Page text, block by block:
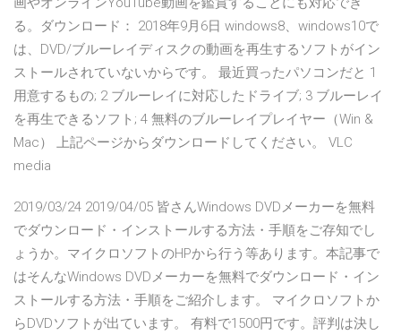
る。ダウンロード： 2018年9月6日 windows8、windows10で
は、DVD/ブルーレイディスクの動画を再生するソフトがイン
ストールされていないからです。 最近買ったパソコンだと 1
用意するもの; 2 ブルーレイに対応したドライブ; 3 ブルーレイ
を再生できるソフト; 4 無料のブルーレイプレイヤー（Win &
Mac） 上記ページからダウンロードしてください。 VLC
media
2019/03/24 2019/04/05 皆さんWindows DVDメーカーを無料
でダウンロード・インストールする方法・手順をご存知でし
ょうか。マイクロソフトのHPから行う等あります。本記事で
はそんなWindows DVDメーカーを無料でダウンロード・イン
ストールする方法・手順をご紹介します。 マイクロソフトか
らDVDソフトが出ています。 有料で1500円です。評判は決し